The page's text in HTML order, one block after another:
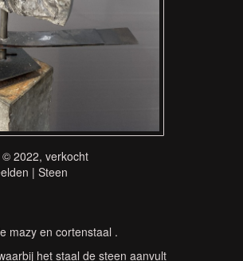
2022, verkocht
| Steen
mazy en cortenstaal .
het staal de steen aanvult